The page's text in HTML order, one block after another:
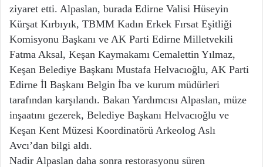
ziyaret etti. Alpaslan, burada Edirne Valisi Hüseyin
Kürşat Kırbıyık, TBMM Kadın Erkek Fırsat Eşitliği
Komisyonu Başkanı ve AK Parti Edirne Milletvekili
Fatma Aksal, Keşan Kaymakamı Cemalettin Yılmaz,
Keşan Belediye Başkanı Mustafa Helvacıoğlu, AK Parti
Edirne İl Başkanı Belgin İba ve kurum müdürleri
tarafından karşılandı. Bakan Yardımcısı Alpaslan, müze
inşaatını gezerek, Belediye Başkanı Helvacıoğlu ve
Keşan Kent Müzesi Koordinatörü Arkeolog Aslı
Avcı’dan bilgi aldı.
Nadir Alpaslan daha sonra restorasyonu süren